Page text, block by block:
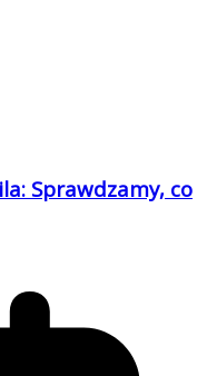
Sprawdzamy, co